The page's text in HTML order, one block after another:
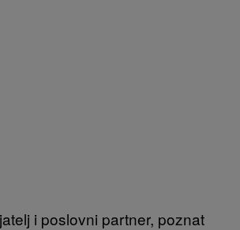
i poslovni partner, poznat